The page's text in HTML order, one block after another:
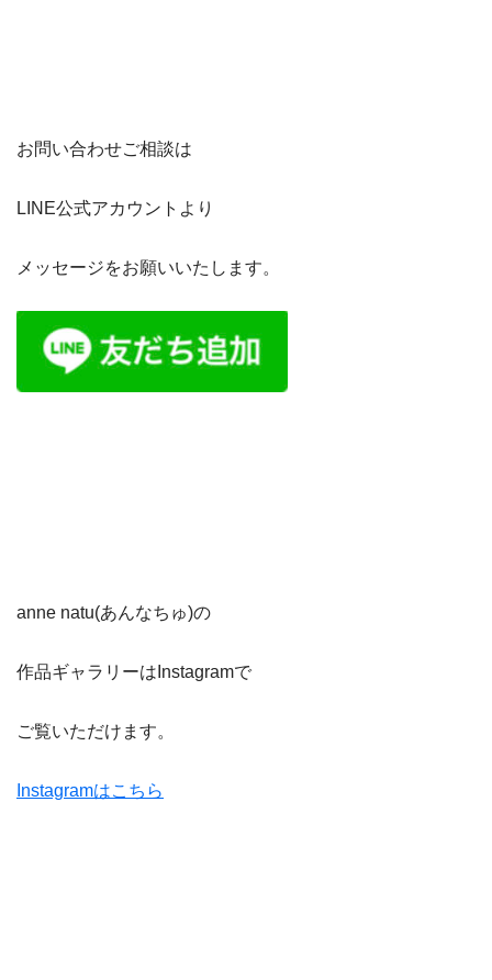
お問い合わせご相談は
LINE公式アカウントより
メッセージをお願いいたします。
anne natu(あんなちゅ)の
作品ギャラリーはInstagramで
ご覧いただけます。
Instagramはこちら